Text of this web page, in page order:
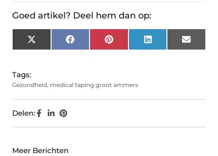
Goed artikel? Deel hem dan op:
X
(Twitter)
FacebookPinterest LinkedIn Email
Tags:
Gezondheid, medical taping groot ammers
Delen:
Meer Berichten